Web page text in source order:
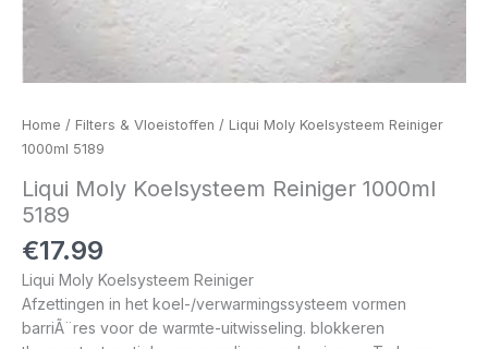
Home / Filters & Vloeistoffen / Liqui Moly Koelsysteem Reiniger
1000ml 5189
Liqui Moly Koelsysteem Reiniger 1000ml
5189
€17.99
Liqui Moly Koelsysteem Reiniger
Afzettingen in het koel-/verwarmingssysteem vormen
barriÃ¨res voor de warmte-uitwisseling. blokkeren